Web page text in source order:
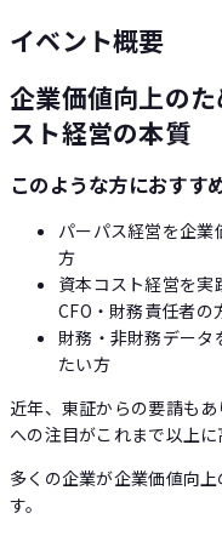
イベント概要
企業価値向上の
スト経営の本質
このような方におすす
パーパス経営を企業
方
資本コスト経営を実
CFO・財務責任者の
財務・非財務データ
たい方
近年、東証からの要請も
への注目がこれまで以上に
多くの企業が企業価値向
す。